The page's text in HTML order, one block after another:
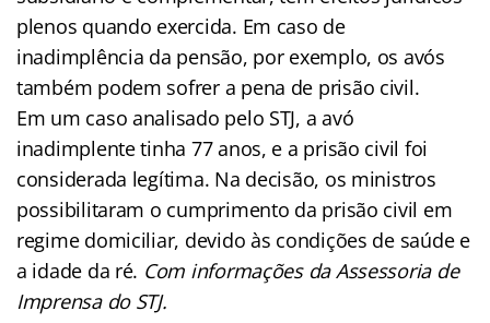
plenos quando exercida. Em caso de
inadimplência da pensão, por exemplo, os avós
também podem sofrer a pena de prisão civil.
Em um caso analisado pelo STJ, a avó
inadimplente tinha 77 anos, e a prisão civil foi
considerada legítima. Na decisão, os ministros
possibilitaram o cumprimento da prisão civil em
regime domiciliar, devido às condições de saúde e
a idade da ré. Com informações da Assessoria de
Imprensa do STJ.